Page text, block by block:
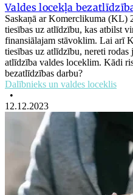
Valdes locekļa
Saskaņā ar Komerclikuma (KL)
tiesības uz atlīdzību, kas atbilst
finansiālajam stāvoklim. Lai arī
tiesības uz atlīdzību, nereti rodas
atlīdzība valdes loceklim. Kādi
bezatlīdzības darbu?
Dalībnieks un valdes loceklis
•
12.12.2023